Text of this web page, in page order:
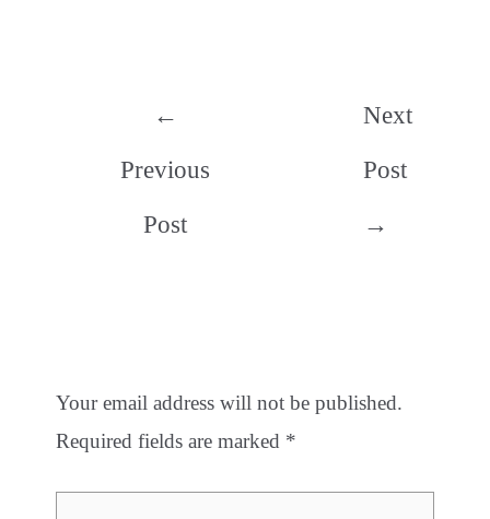
←
Previous
Post
Next
Post
→
Your email address will not be published.
Required fields are marked *